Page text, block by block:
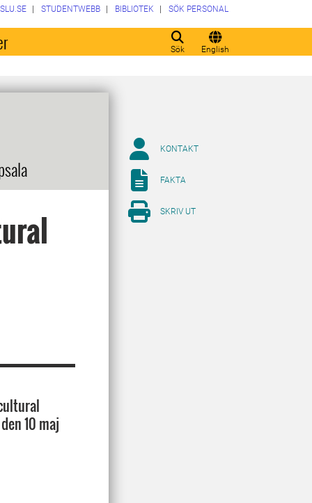
Sök English
SLU.SE STUDENTWEBB BIBLIOTEK SÖK PERSONAL
10 maj
KONTAKT
FAKTA
SKRIV UT